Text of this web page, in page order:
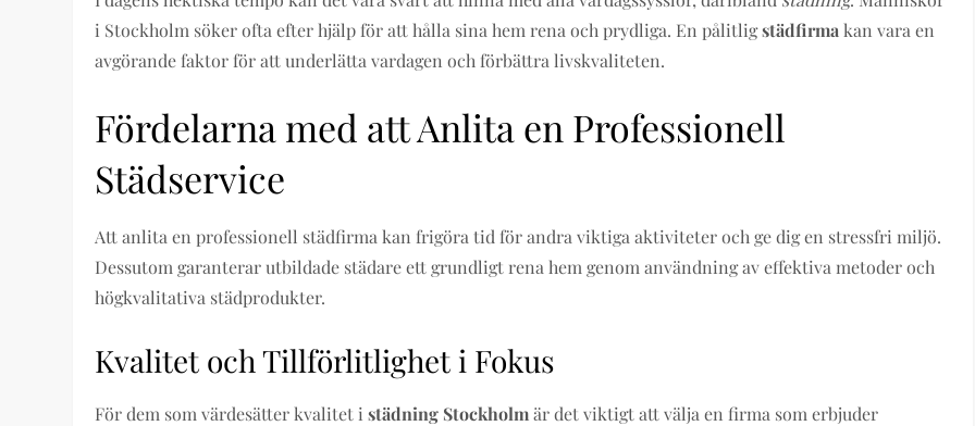
i Stockholm söker ofta efter hjälp för att hålla sina hem rena och prydliga. En pålitligstädfirma kan vara en
avgörande faktor för att underlätta vardagen och förbättra livskvaliteten.
Fördelarna med att Anlita en Professionell
Städservice
Att anlita en professionell städfirma kan frigöra tid för andra viktiga aktiviteter och ge dig en stressfri miljö.
Dessutom garanterar utbildade städare ett grundligt rena hem genom användning av effektiva metoder och
högkvalitativa städprodukter.
Kvalitet och Tillförlitlighet i Fokus
För dem som värdesätter kvalitet istädning Stockholmär det viktigt att välja en firma som erbjuder